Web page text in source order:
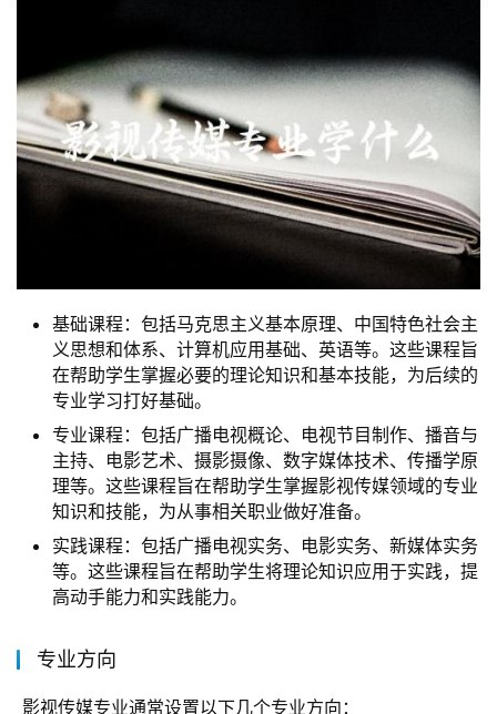
基础课程：包括马克思主义基本原理、中国特色社会主
义思想和体系、计算机应用基础、英语等。这些课程旨
在帮助学生掌握必要的理论知识和基本技能，为后续的
专业学习打好基础。
专业课程：包括广播电视概论、电视节目制作、播音与
主持、电影艺术、摄影摄像、数字媒体技术、传播学原
理等。这些课程旨在帮助学生掌握影视传媒领域的专业
知识和技能，为从事相关职业做好准备。
实践课程：包括广播电视实务、电影实务、新媒体实务
等。这些课程旨在帮助学生将理论知识应用于实践，提
高动手能力和实践能力。
专业方向
影视传媒专业通常设置以下几个专业方向：